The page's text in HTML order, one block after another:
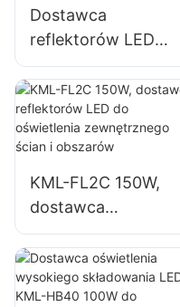
Dostawca
reflektorów LED
KML-FL2C 50W do
oświetlenia
zewnętrznych
billboardów i
reklamowych
KML-FL2C 150W,
dostawca
reflektorów LED do
oświetlenia
zewnętrznego